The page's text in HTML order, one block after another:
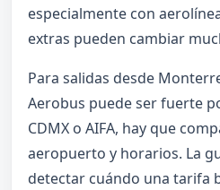
especialmente con
extras pueden cambiar
Para salidas desde
Aerobus puede ser fuerte
CDMX o AIFA, hay que
aeropuerto y horarios. La
detectar cuándo una tarifa